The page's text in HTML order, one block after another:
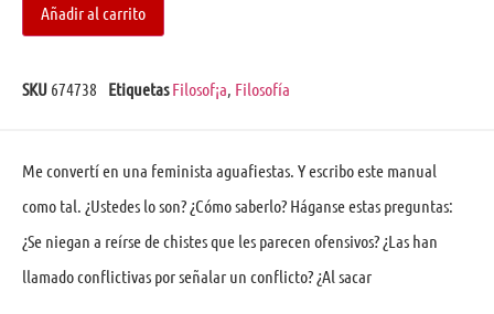
Añadir al carrito
SKU 674738 Etiquetas Filosof¡a, Filosofía
Me convertí en una feminista aguafiestas. Y escribo este manual
como tal. ¿Ustedes lo son? ¿Cómo saberlo? Háganse estas preguntas:
¿Se niegan a reírse de chistes que les parecen ofensivos? ¿Las han
llamado conflictivas por señalar un conflicto? ¿Al sacar